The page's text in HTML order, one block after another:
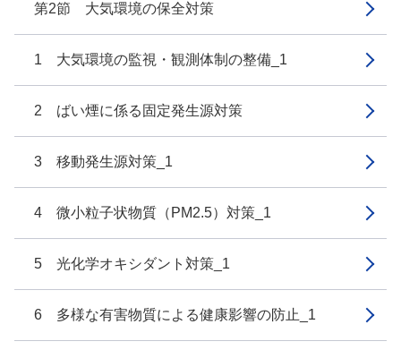
第2節 大気環境の保全対策
1 大気環境の監視・観測体制の整備_1
2 ばい煙に係る固定発生源対策
3 移動発生源対策_1
4 微小粒子状物質（PM2.5）対策_1
5 光化学オキシダント対策_1
6 多様な有害物質による健康影響の防止_1